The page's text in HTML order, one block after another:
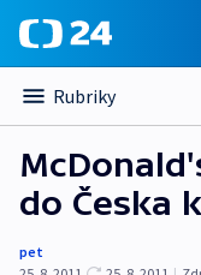
Rubriky
do Česka
pet